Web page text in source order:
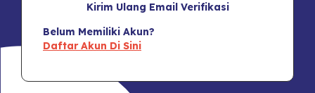
Kirim Ulang Email Verifikasi
Belum Memiliki Akun?
Daftar Akun Di Sini